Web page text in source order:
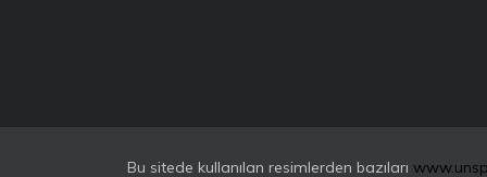
Bu sitede kullanılan resimlerden bazıları